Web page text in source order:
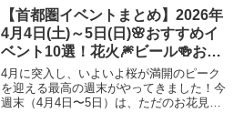
か見られない」景色が目白押しです。土日
はもちろん、火曜...
【首都圏イベントまとめ】2026年
4月4日(土)～5日(日)🌸おすすめイ
ベント10選！花火🎆ビール🍻お花
見🌸
4月に突入し、いよいよ桜が満開のピーク
を迎える最高の週末がやってきました！今
週末（4月4日〜5日）は、ただのお花見だ